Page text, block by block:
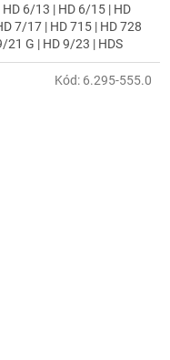
6/13 | HD 6/15 | HD
7/17 | HD 715 | HD 728
21 G | HD 9/23 | HDS
| HDS 17/20 De Tr1 |
HDS 5/13 | HDS 5/15 |
Kód: 6.295-555.0